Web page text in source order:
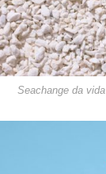
Seachange da